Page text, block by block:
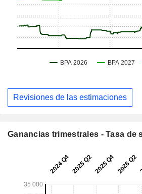
Revisiones de las estimaciones
Ganancias trimestrales - Tasa de